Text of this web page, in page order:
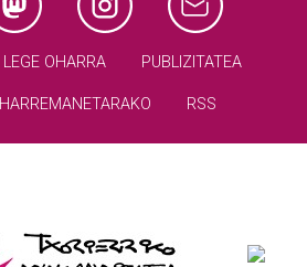
LEGE OHARRA PUBLIZITATEA
HARREMANETARAKO RSS